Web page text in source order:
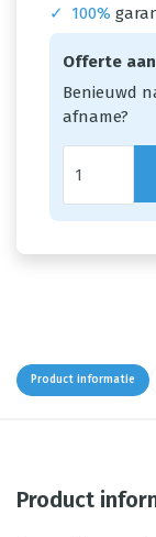
✓
100%
Offerte
Benieuwd
afname?
Product informatie
Product